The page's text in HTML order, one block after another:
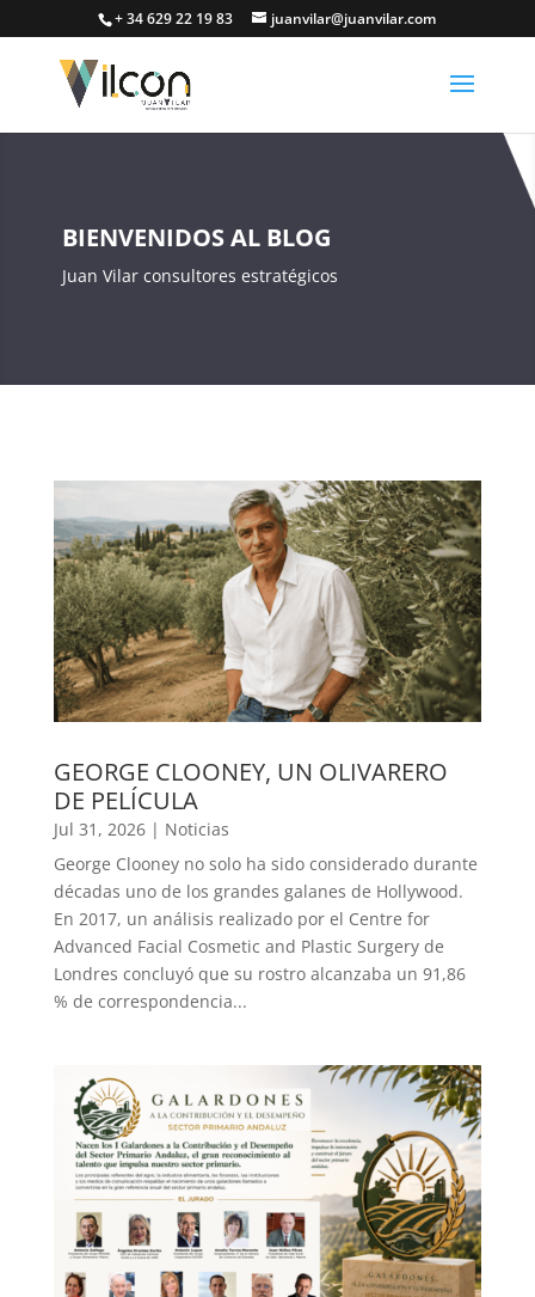
+ 34 629 22 19 83 juanvilar@juanvilar.com
BIENVENIDOS AL BLOG
Juan Vilar consultores estratégicos
GEORGE CLOONEY, UN OLIVARERO
DE PELÍCULA
Jul 31, 2026| Noticias
George Clooney no solo ha sido considerado durante
décadas uno de los grandes galanes de Hollywood.
En 2017, un análisis realizado por el Centre for
Advanced Facial Cosmetic and Plastic Surgery de
Londres concluyó que su rostro alcanzaba un 91,86
% de correspondencia...